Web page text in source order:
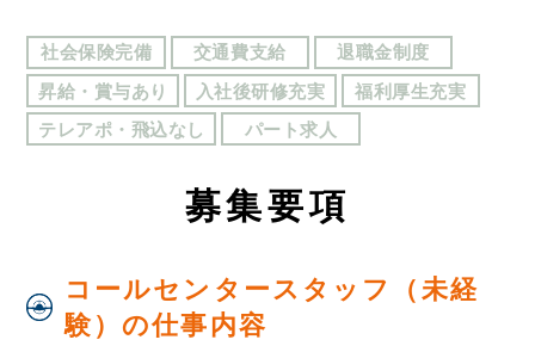
社会保険完備 交通費支給
退職金制度
昇給・賞与あり
入社後研修充実
福利厚生充実
テレアポ・飛込なし
パート求人
募集要項
コールセンタースタッフ（未経
験）の仕事内容